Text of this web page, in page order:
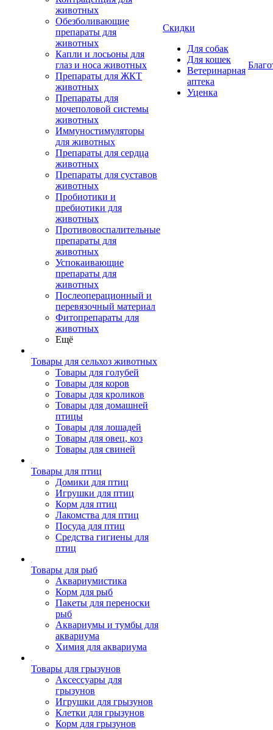
животных
Обезболивающие
препараты для
животных
Капли и лосьоны для
глаз и носа животных
Препараты для ЖКТ
животных
Препараты для
мочеполовой системы
животных
Иммуностимуляторы
для животных
Препараты для сердца
животных
Препараты для суставов
животных
Пробиотики и
пребиотики для
животных
Противовоспалительные
препараты для
животных
Успокаивающие
препараты для
животных
Послеоперационный и
перевязочный материал
Фитопрепараты для
животных
Ещё
Товары для сельхоз животных
Товары для голубей
Товары для коров
Товары для кроликов
Товары для домашней
птицы
Товары для лошадей
Товары для овец, коз
Товары для свиней
Товары для птиц
Домики для птиц
Игрушки для птиц
Корм для птиц
Лакомства для птиц
Посуда для птиц
Средства гигиены для
птиц
Товары для рыб
Аквариумистика
Корм для рыб
Пакеты для переноски
рыб
Аквариумы и тумбы для
аквариума
Химия для аквариума
Товары для грызунов
Аксессуары для
грызунов
Игрушки для грызунов
Клетки для грызунов
Корм для грызунов
Скидки
Для собак
Для кошек
Ветеринарная
аптека
Уценка